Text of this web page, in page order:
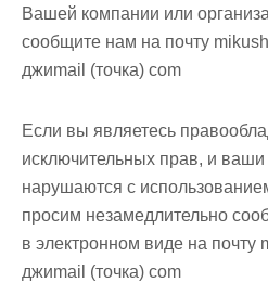
Вашей компании или
сообщите нам на почту
джиmail (точка) com
Если вы являетесь
исключительных прав, и
нарушаются с
просим незамедлительно
в электронном виде на почту
джиmail (точка) com